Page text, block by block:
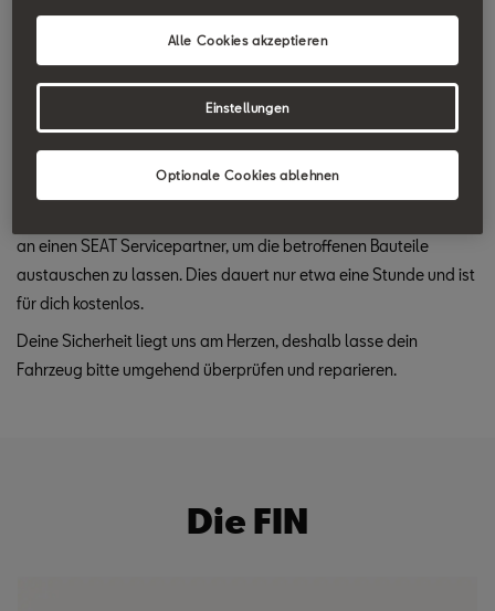
können Metallteile in den Fahrzeuginnenraum geschleudert
werden. Das kann zu schweren Verletzungen und im schlimmsten
Was solltest du tun?
an einen SEAT Servicepartner, um die betroffenen Bauteile
austauschen zu lassen. Dies dauert nur etwa eine Stunde und ist
für dich kostenlos.
Deine Sicherheit liegt uns am Herzen, deshalb lasse dein
Fahrzeug bitte umgehend überprüfen und reparieren.
Die FIN
Optionale Cookies ablehnen
Alle Cookies akzeptieren
Einstellungen